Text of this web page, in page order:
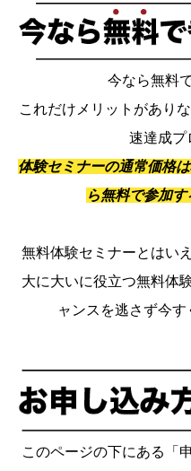
今なら無料
これだけメリットがあり
速達成プ
体験セミナーの通常価格
ら無料で参加す
無料体験セミナーとはい
大に大いに役立つ無料体
ャンスを逃さず今す
このページの下にある「